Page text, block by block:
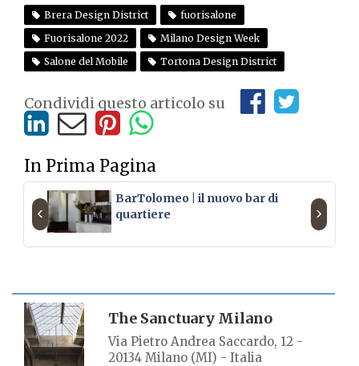
Brera Design District
fuorisalone
Fuorisalone 2022
Milano Design Week
Salone del Mobile
Tortona Design District
Condividi questo articolo su
In Prima Pagina
BarTolomeo | il nuovo bar di
quartiere
‹ ›
The Sanctuary Milano
Via Pietro Andrea Saccardo, 12 -
20134 Milano (MI) - Italia